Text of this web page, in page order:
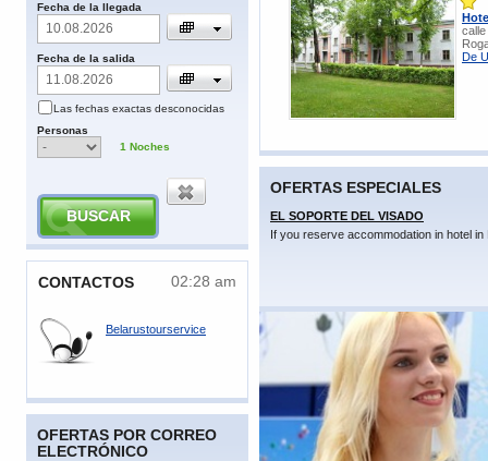
​Fecha de la llegada
Fecha de la salida
Las fechas exactas desconocidas
​Personas
1 ​Noches
​CONTACTOS 02:28 am
Belarustourservice
OFERTAS POR CORREO
ELECTRÓNICO
De
OFERTAS ESPECIALES
EL SOPORTE DEL VISADO
If you reserve accommodation in hotel